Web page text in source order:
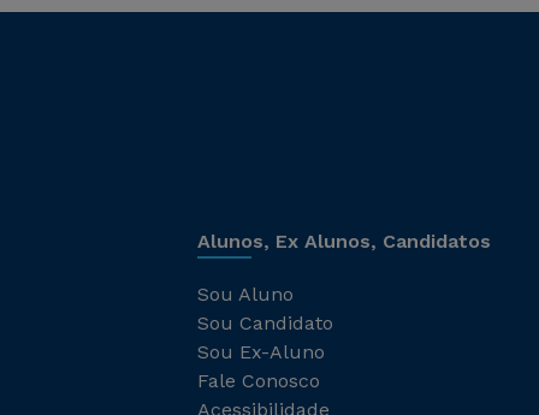
Alunos, Ex Alunos, Candidatos
Sou Aluno
Sou Candidato
Sou Ex-Aluno
Fale Conosco
Acessibilidade